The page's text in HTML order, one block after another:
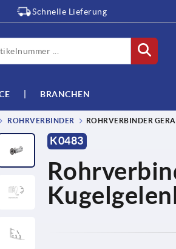
Schnelle Lieferung
BRANCHEN
ROHRVERBINDER ROHRVERBINDER
K0483